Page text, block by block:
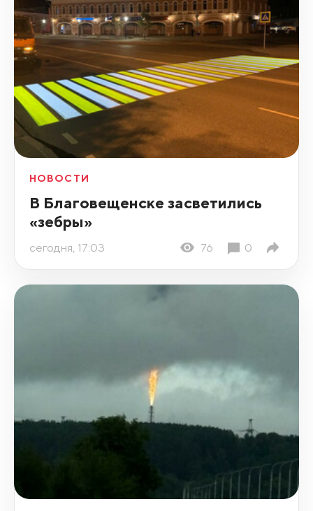
НОВОСТИ
В Благовещенске засветились
«зебры»
сегодня, 17:03 76 0